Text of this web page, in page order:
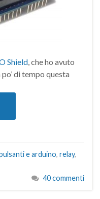
Shield, che ho avuto
di tempo questa
e arduino, relay,
40 commenti